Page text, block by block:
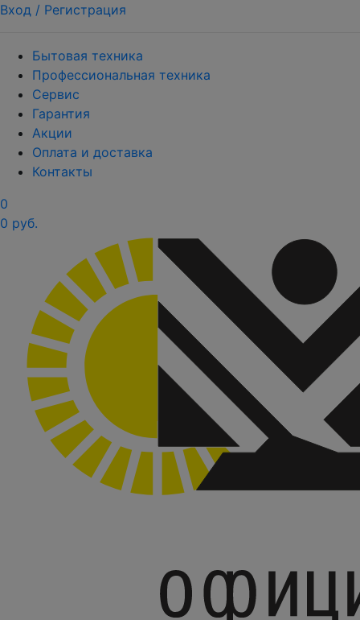
Вход / Регистрация
Бытовая техника
Профессиональная техника
Сервис
Гарантия
Акции
Оплата и доставка
Контакты
0
0 руб.